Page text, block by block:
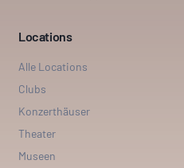
Locations
Alle Locations
Clubs
Konzerthäuser
Theater
Museen